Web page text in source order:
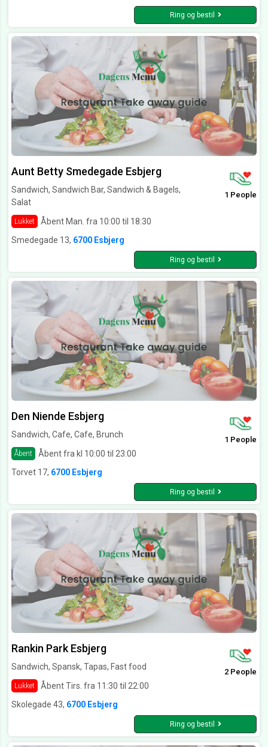
Ring og bestil
Aunt Betty Smedegade Esbjerg
Sandwich, Sandwich Bar, Sandwich & Bagels,
Salat
Lukket Åbent Man. fra 10:00 til 18:30
1 People
Smedegade 13, 6700 Esbjerg
Ring og bestil
Den Niende Esbjerg
Sandwich, Cafe, Cafe, Brunch
Åbent Åbent fra kl 10:00 til 23:00
1 People
Torvet 17, 6700 Esbjerg
Ring og bestil
Rankin Park Esbjerg
Sandwich, Spansk, Tapas, Fast food
Lukket Åbent Tirs. fra 11:30 til 22:00
2 People
Skolegade 43, 6700 Esbjerg
Ring og bestil